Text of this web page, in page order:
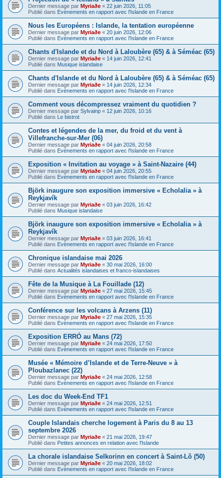
Dernier message par Myriaðe « 22 juin 2026, 11:05
Publié dans Evènements en rapport avec l'Islande en France
Nous les Européens : Islande, la tentation européenne
Dernier message par Myriaðe « 20 juin 2026, 12:06
Publié dans Evènements en rapport avec l'Islande en France
Chants d'Islande et du Nord à Laloubère (65) & à Séméac (65)
Dernier message par Myriaðe « 14 juin 2026, 12:41
Publié dans Musique islandaise
Chants d'Islande et du Nord à Laloubère (65) & à Séméac (65)
Dernier message par Myriaðe « 14 juin 2026, 12:34
Publié dans Evènements en rapport avec l'Islande en France
Comment vous décompressez vraiment du quotidien ?
Dernier message par Sylvainp « 12 juin 2026, 10:16
Publié dans Le bistrot
Contes et légendes de la mer, du froid et du vent à
Villefranche-sur-Mer (06)
Dernier message par Myriaðe « 04 juin 2026, 20:58
Publié dans Evènements en rapport avec l'Islande en France
Exposition « Invitation au voyage » à Saint-Nazaire (44)
Dernier message par Myriaðe « 04 juin 2026, 20:55
Publié dans Evènements en rapport avec l'Islande en France
Björk inaugure son exposition immersive « Echolalia » à
Reykjavík
Dernier message par Myriaðe « 03 juin 2026, 16:42
Publié dans Musique islandaise
Björk inaugure son exposition immersive « Echolalia » à
Reykjavík
Dernier message par Myriaðe « 03 juin 2026, 16:41
Publié dans Evènements en rapport avec l'Islande en France
Chronique islandaise mai 2026
Dernier message par Myriaðe « 30 mai 2026, 16:00
Publié dans Actualités islandaises et franco-islandaises
Fête de la Musique à La Fouillade (12)
Dernier message par Myriaðe « 27 mai 2026, 15:45
Publié dans Evènements en rapport avec l'Islande en France
Conférence sur les volcans à Arzens (11)
Dernier message par Myriaðe « 27 mai 2026, 15:35
Publié dans Evènements en rapport avec l'Islande en France
Exposition ERRÓ au Mans (72)
Dernier message par Myriaðe « 24 mai 2026, 17:50
Publié dans Evènements en rapport avec l'Islande en France
Musée « Mémoire d’Islande et de Terre-Neuve » à
Ploubazlanec (22)
Dernier message par Myriaðe « 24 mai 2026, 12:58
Publié dans Evènements en rapport avec l'Islande en France
Les doc du Week-End TF1
Dernier message par Myriaðe « 24 mai 2026, 12:51
Publié dans Evènements en rapport avec l'Islande en France
Couple Islandais cherche logement à Paris du 8 au 13
septembre 2026
Dernier message par Myriaðe « 21 mai 2026, 19:47
Publié dans Petites annonces en relation avec l'Islande
La chorale islandaise Selkorinn en concert à Saint-Lô (50)
Dernier message par Myriaðe « 20 mai 2026, 18:02
Publié dans Evènements en rapport avec l'Islande en France